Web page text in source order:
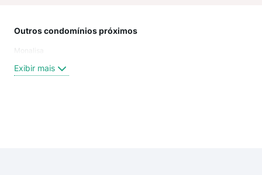
Outros condomínios próximos
Monalisa
Exibir mais